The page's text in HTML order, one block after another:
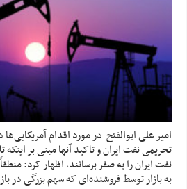
امیر علی ابوالفتح در مورد اقدام
تحریمی نفت ایران و تاکید آنها مبنی بر
نفت ایران را به صفر برسانند، اظهار کرد:
به بازار توسط فروشنده‌ای که سهم بزرگی در